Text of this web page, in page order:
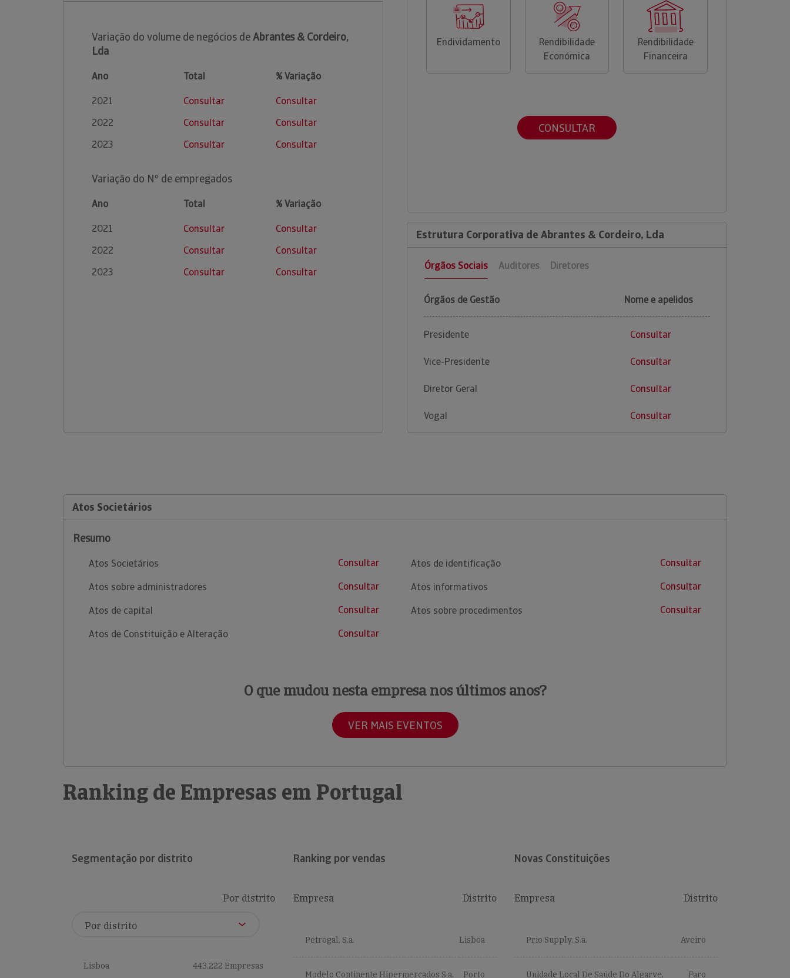
Variação do volume de negócios deAbrantes & Cordeiro,
Lda
Ano Total
% Variação
2021
Consultar
Consultar
2022
Consultar
Consultar
2023
Consultar Consultar
Variação do Nº de empregados
Ano Total
% Variação
2021
Consultar
Consultar
2022
Consultar
Consultar
2023
Consultar Consultar
Endividamento
Rendibilidade
Económica
Rendibilidade
Financeira
CONSULTAR
Estrutura Corporativa de Abrantes & Cordeiro, Lda
Órgãos Sociais Auditores Diretores
Órgãos de Gestão Nome e apelidos
Presidente Consultar
Vice-Presidente Consultar
Diretor Geral Consultar
Vogal Consultar
Atos Societários
Resumo
Atos Societários
Consultar
Atos sobre administradores
Consultar
Atos de capital
Consultar
Atos de Constituição e Alteração
Consultar
Atos de identificação
Consultar
Atos informativos
Consultar
Atos sobre procedimentos
Consultar
O que mudou nesta empresa nos últimos anos?
VER MAIS EVENTOS
Ranking de Empresas em Portugal
Segmentação por distrito
Por distrito
Lisboa 443,222 Empresas
Ranking por vendas
Empresa Distrito
Petrogal, S.a. Lisboa
Modelo Continente Hipermercados S.a. Porto
Novas Constituições
Empresa Distrito
Prio Supply, S.a. Aveiro
Unidade Local De Saúde Do Algarve, Faro